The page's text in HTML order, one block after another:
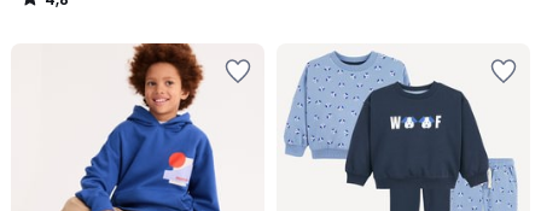
/